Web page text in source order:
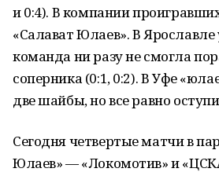
и 0:4). В компании
«Салават Юлаев». В
команда ни разу не смогла
соперника (0:1, 0:2). В Уфе
две шайбы, но все равно
Сегодня четвертые матчи в
Юлаев» — «Локомотив» и